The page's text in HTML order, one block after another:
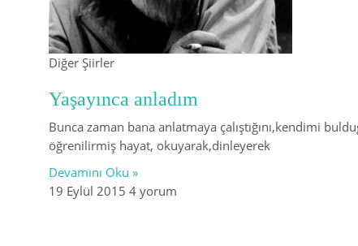
Diğer Şiirler
Yaşayınca anladım
Bunca zaman bana anlatmaya çalıştığını,kendimi
öğrenilirmiş hayat, okuyarak,dinleyerek
Devamını Oku »
19 Eylül 2015 4 yorum